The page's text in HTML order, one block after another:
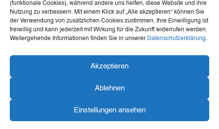
(funktionale Cookies), während andere uns helfen, diese Website und ihre
Nutzung zu verbessern. Mit einem Klick auf „Alle akzeptieren“ können Sie
der Verwendung von zusätzlichen Cookies zustimmen. Ihre Einwilligung ist
freiwillig und kann jederzeit mit Wirkung für die Zukunft widerrufen werden.
Weitergehende Informationen finden Sie in unserer Datenschutzerklärung.
Akzeptieren
Ablehnen
Einstellungen ansehen
Dank der Förderung durch Aktion Mensch ist diese
Inklusion und den freien Zugang zu Heimat,